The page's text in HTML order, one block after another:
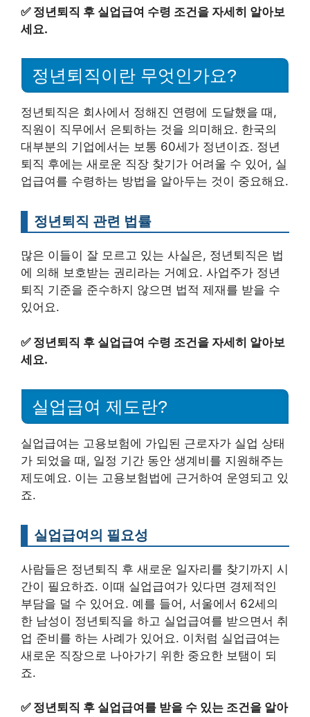
✅ 정년퇴직 후 실업급여 수령 조건을 자세히 알아보
세요.
정년퇴직이란 무엇인가요?
정년퇴직은 회사에서 정해진 연령에 도달했을 때,
직원이 직무에서 은퇴하는 것을 의미해요. 한국의
대부분의 기업에서는 보통 60세가 정년이죠. 정년
퇴직 후에는 새로운 직장 찾기가 어려울 수 있어, 실
업급여를 수령하는 방법을 알아두는 것이 중요해요.
정년퇴직 관련 법률
많은 이들이 잘 모르고 있는 사실은, 정년퇴직은 법
에 의해 보호받는 권리라는 거예요. 사업주가 정년
퇴직 기준을 준수하지 않으면 법적 제재를 받을 수
있어요.
✅ 정년퇴직 후 실업급여 수령 조건을 자세히 알아보
세요.
실업급여 제도란?
실업급여는 고용보험에 가입된 근로자가 실업 상태
가 되었을 때, 일정 기간 동안 생계비를 지원해주는
제도예요. 이는 고용보험법에 근거하여 운영되고 있
죠.
실업급여의 필요성
사람들은 정년퇴직 후 새로운 일자리를 찾기까지 시
간이 필요하죠. 이때 실업급여가 있다면 경제적인
부담을 덜 수 있어요. 예를 들어, 서울에서 62세의
한 남성이 정년퇴직을 하고 실업급여를 받으면서 취
업 준비를 하는 사례가 있어요. 이처럼 실업급여는
새로운 직장으로 나아가기 위한 중요한 보탬이 되
죠.
✅ 정년퇴직 후 실업급여를 받을 수 있는 조건을 알아